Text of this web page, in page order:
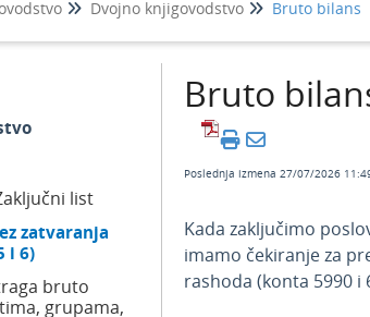
Dvojno knjigovodstvo Bruto bilans
list
zatvaranja
i 6)
bruto
grupama,
Bruto
Poslednja izmena 27/07/2026
Kada zaključimo
imamo čekiranje za
rashoda (konta 5990 i